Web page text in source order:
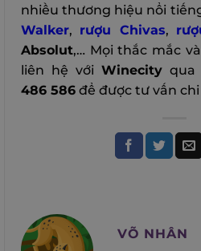
nhiều thương hiệu nổi
Walker, rượu Chivas,
Absolut,… Mọi thắc mắc
liên hệ với Winecity qua
486 586 để được tư vấn
VÕ NHÂN